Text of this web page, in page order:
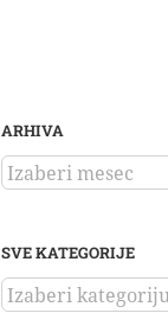
ARHIVA
ARHIVA
SVE KATEGORIJE
SVE